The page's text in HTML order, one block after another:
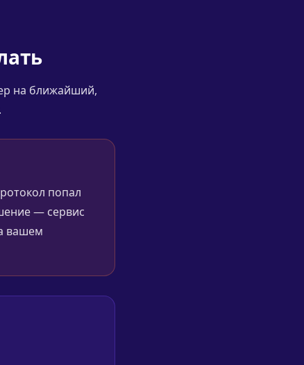
на ближайший,
попал
— сервис
вашем